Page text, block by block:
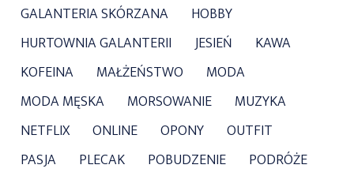
GALANTERIA SKÓRZANA
HOBBY
HURTOWNIA GALANTERII
JESIEŃ
KAWA
KOFEINA
MAŁŻEŃSTWO
MODA
MODA MĘSKA
MORSOWANIE
MUZYKA
NETFLIX
ONLINE OPONY
OUTFIT
PASJA
PLECAK POBUDZENIE
PODRÓŻE